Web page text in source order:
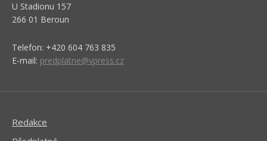
U Stadionu 157
266 01 Beroun
Telefon: +420 604 763 835
E-mail: predplatne@vpress.cz
Redakce